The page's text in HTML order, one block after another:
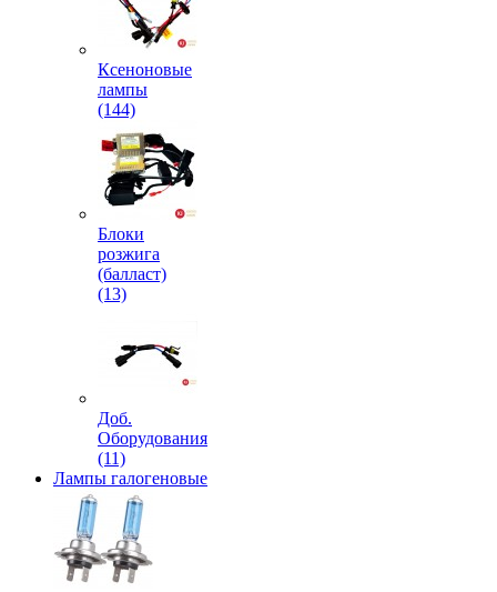
Ксеноновые
лампы
(144)
Блоки
розжига
(балласт)
(13)
Доб.
Оборудования
(11)
Лампы галогеновые